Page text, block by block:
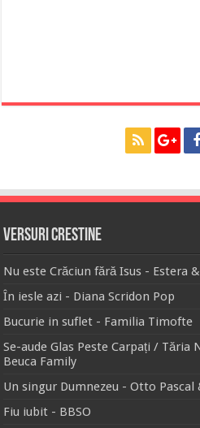
Versuri Crestine
Nu este Crăciun fără Isus - Estera
În iesle azi - Diana Scridon Pop
Bucurie in suflet - Familia Timofte
Se-aude Glas Peste Carpați / Tăria
Beuca Family
Un singur Dumnezeu - Otto Pascal
Fiu iubit - BBSO